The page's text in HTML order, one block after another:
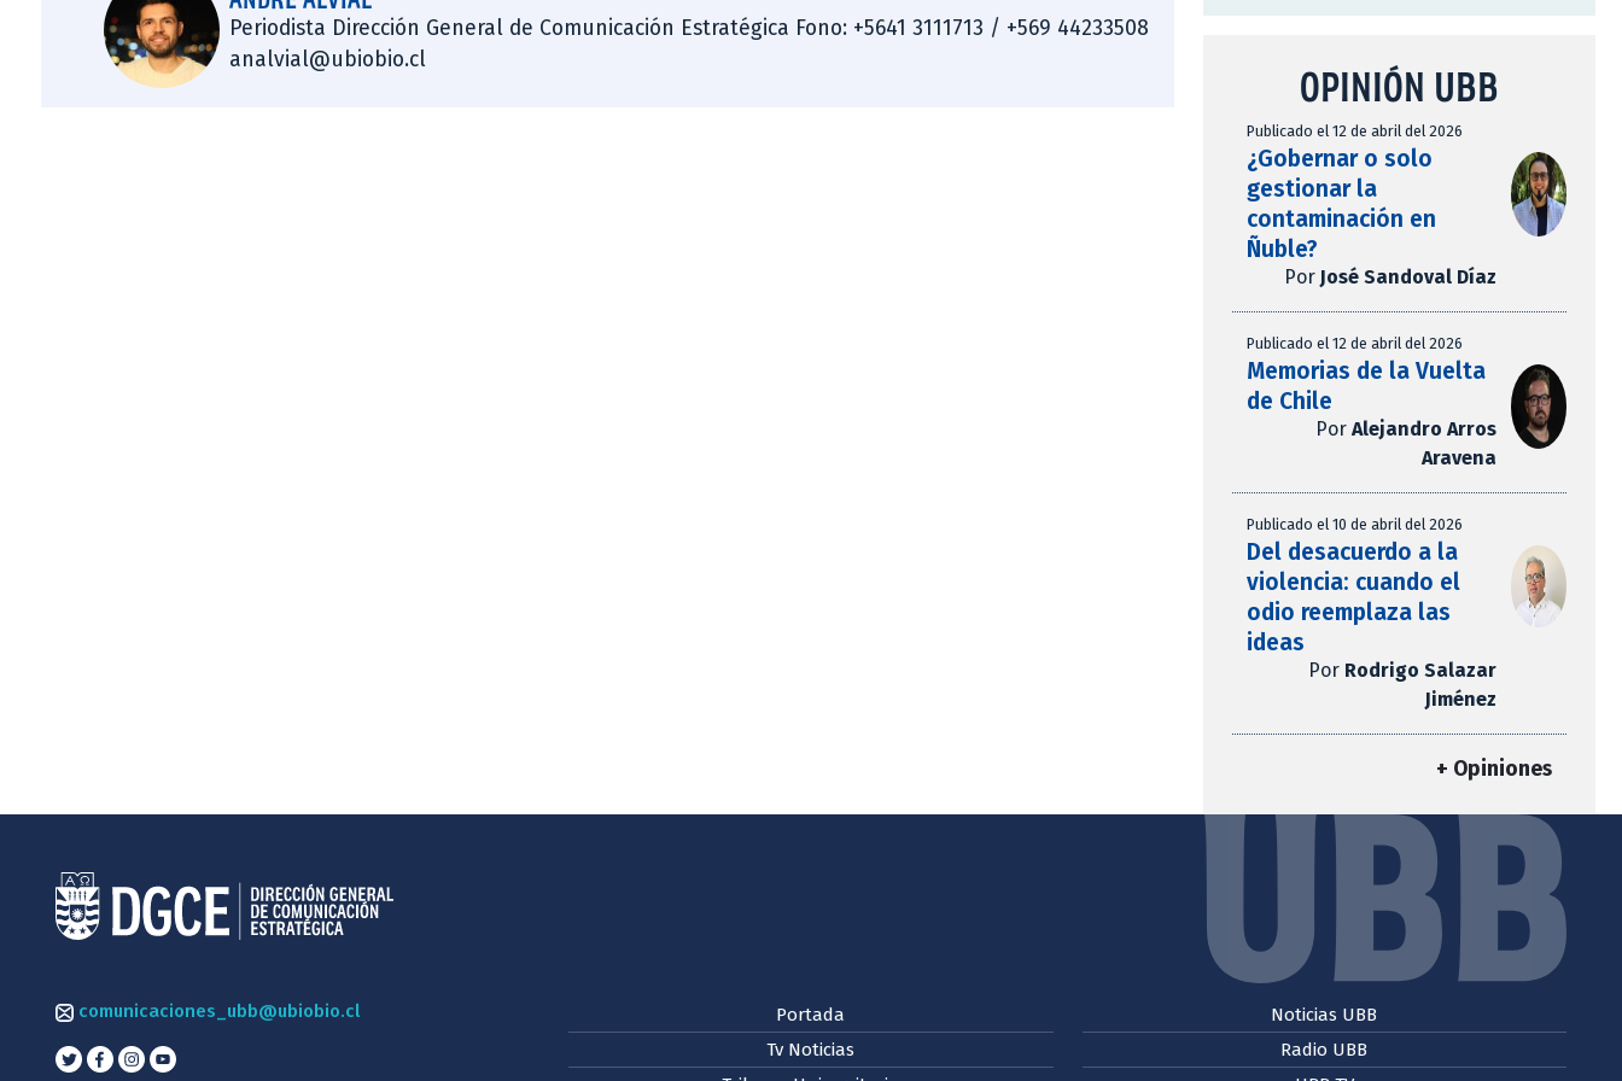
Periodista Dirección General de Comunicación Estratégica Fono: +5641 3111713 / +569 44233508
analvial@ubiobio.cl
OPINIÓN UBB
Publicado el 12 de abril del 2026
¿Gobernar o solo
gestionar la
contaminación en
Ñuble?
Por José Sandoval Díaz
Publicado el 12 de abril del 2026
Memorias de la Vuelta
de Chile
Por Alejandro Arros
Aravena
Publicado el 10 de abril del 2026
Del desacuerdo a la
violencia: cuando el
odio reemplaza las
ideas
Por Rodrigo Salazar
Jiménez
+ Opiniones
comunicaciones_ubb@ubiobio.cl
Portada
Tv Noticias
Noticias UBB
Radio UBB